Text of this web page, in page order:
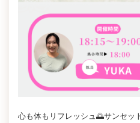
心も体もリフレッシュ🌅サンセッ